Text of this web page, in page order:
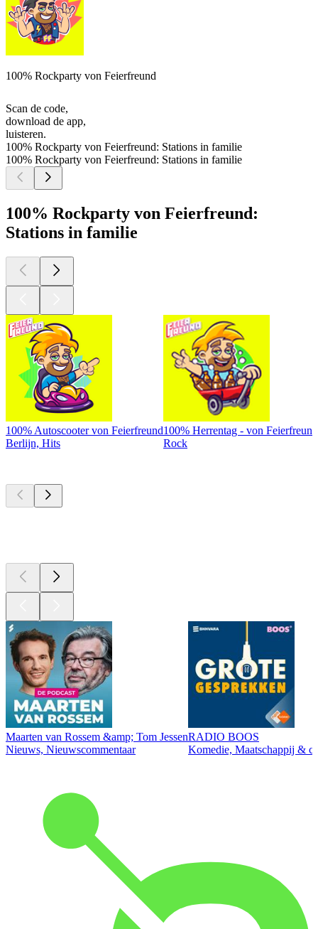
100% Rockparty von Feierfreund
Scan de code,
download de app,
luisteren.
100% Rockparty von Feierfreund: Stations in familie
100% Rockparty von Feierfreund: Stations in familie
100% Rockparty von Feierfreund:
Stations in familie
100% Autoscooter von Feierfreund
Berlijn, Hits
100% Herrentag - von Feierfreund
Rock
Maarten van Rossem &amp; Tom Jessen
Nieuws, Nieuwscommentaar
RADIO BOOS
Komedie, Maatschappij &